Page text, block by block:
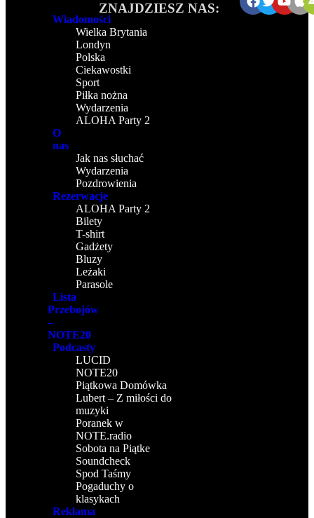
Wiadomości
Wielka Brytania
Londyn
Polska
Ciekawostki
Sport
Piłka nożna
Wydarzenia
ALOHA Party 2
O
nas
Jak nas słuchać
Wydarzenia
Pozdrowienia
Rezerwacje
ALOHA Party 2
Bilety
T-shirt
Gadżety
Bluzy
Leżaki
Parasole
Lista
Przebojów
–
NOTE20
Podcasty
LUCID
NOTE20
Piątkowa Domówka
Lubert – Z miłości do
muzyki
Poranek w
NOTE.radio
Sobota na Piątke
Soundcheck
Spod Taśmy
Pogaduchy o
klasykach
Reklama
ZNAJDZIESZ NAS: